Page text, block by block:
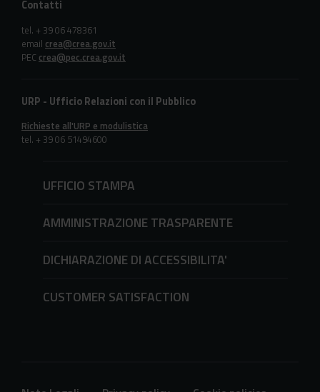
Contatti
tel. + 39 06 478361
email crea@crea.gov.it
PEC crea@pec.crea.gov.it
URP - Ufficio Relazioni con il Pubblico
Richieste all'URP e modulistica
tel. + 39 06 51494600
UFFICIO STAMPA
AMMINISTRAZIONE TRASPARENTE
DICHIARAZIONE DI ACCESSIBILITA'
CUSTOMER SATISFACTION